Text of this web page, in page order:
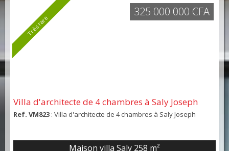
Très rare
Villa d'architecte de 4 chambres à Saly Joseph
Ref. VM823 : Villa d'architecte de 4 chambres à Saly Joseph
Maison villa Saly 258 m²
325 000 000 CFA